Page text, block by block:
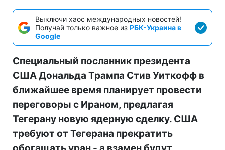
Выключи хаос международных новостей!
Получай только важное из РБК-Украина в
Google
Специальный посланник президента
США Дональда Трампа Стив Уиткофф в
ближайшее время планирует провести
переговоры с Ираном, предлагая
Тегерану новую ядерную сделку. США
требуют от Тегерана прекратить